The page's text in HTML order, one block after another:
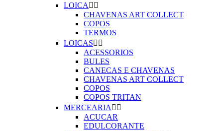
LOICA  
CHAVENAS ART COLLECT
COPOS
TERMOS
LOICAS 
ACESSORIOS
BULES
CANECAS E CHAVENAS
CHAVENAS ART COLLECT
COPOS
COPOS TRITAN
MERCEARIA  
ACUCAR
EDULCORANTE